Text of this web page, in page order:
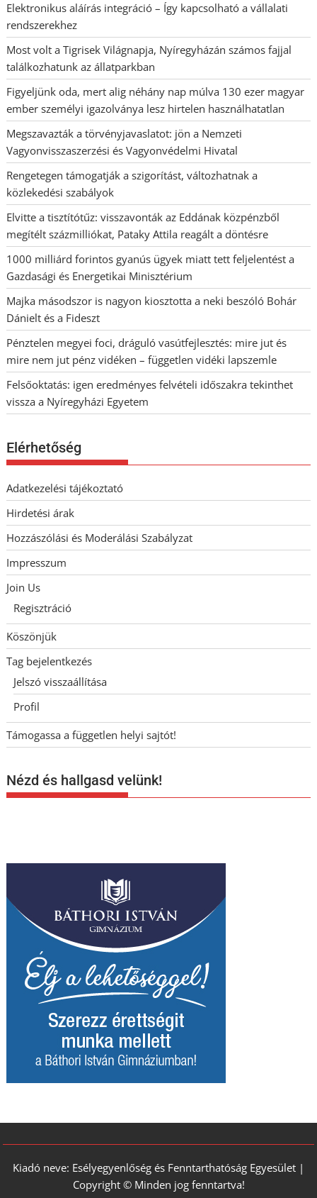
Elektronikus aláírás integráció – Így kapcsolható a vállalati
rendszerekhez
Most volt a Tigrisek Világnapja, Nyíregyházán számos fajjal
találkozhatunk az állatparkban
Figyeljünk oda, mert alig néhány nap múlva 130 ezer magyar
ember személyi igazolványa lesz hirtelen használhatatlan
Megszavazták a törvényjavaslatot: jön a Nemzeti
Vagyonvisszaszerzési és Vagyonvédelmi Hivatal
Rengetegen támogatják a szigorítást, változhatnak a
közlekedési szabályok
Elvitte a tisztítótűz: visszavonták az Eddának közpénzből
megítélt százmilliókat, Pataky Attila reagált a döntésre
1000 milliárd forintos gyanús ügyek miatt tett feljelentést a
Gazdasági és Energetikai Minisztérium
Majka másodszor is nagyon kiosztotta a neki beszóló Bohár
Dánielt és a Fideszt
Pénztelen megyei foci, dráguló vasútfejlesztés: mire jut és
mire nem jut pénz vidéken – független vidéki lapszemle
Felsőoktatás: igen eredményes felvételi időszakra tekinthet
vissza a Nyíregyházi Egyetem
Elérhetőség
Adatkezelési tájékoztató
Hirdetési árak
Hozzászólási és Moderálási Szabályzat
Impresszum
Join Us
Regisztráció
Köszönjük
Tag bejelentkezés
Jelszó visszaállítása
Profil
Támogassa a független helyi sajtót!
Nézd és hallgasd velünk!
Kiadó neve: Esélyegyenlőség és Fenntarthatóság Egyesület |
Copyright © Minden jog fenntartva!